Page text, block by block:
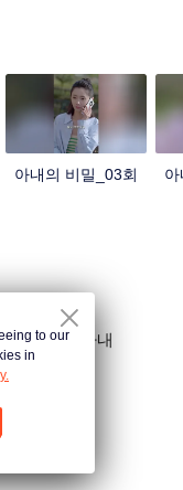
아내의 비밀_03회
비공개 아내
to our
in